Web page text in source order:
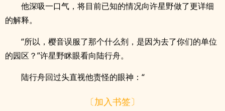
他深吸一口气，将目前已知的情况向许星野做了更详细
的解释。
“所以，樱音误服了那个什么剂，是因为去了你们的单位
的园区？”许星野眯眼看向陆行舟。
陆行舟回过头直视他责怪的眼神：“
〔加入书签〕